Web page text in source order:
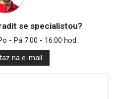
se specialistou?
- Pá 7:00 - 16:00 hod.
na e-mail